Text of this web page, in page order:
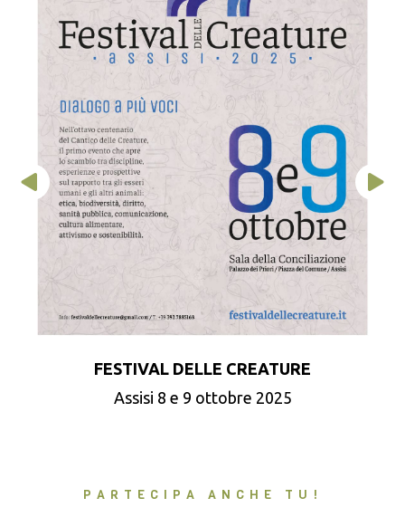
FESTIVAL DELLE CREATURE
Assisi 8 e 9 ottobre 2025
PARTECIPA ANCHE TU!